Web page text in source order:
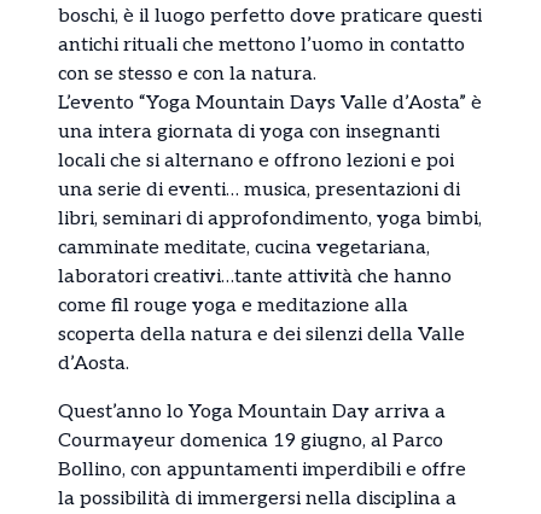
boschi, è il luogo perfetto dove praticare questi
antichi rituali che mettono l’uomo in contatto
con se stesso e con la natura.
L’evento “Yoga Mountain Days Valle d’Aosta” è
una intera giornata di yoga con insegnanti
locali che si alternano e offrono lezioni e poi
una serie di eventi… musica, presentazioni di
libri, seminari di approfondimento, yoga bimbi,
camminate meditate, cucina vegetariana,
laboratori creativi…tante attività che hanno
come fil rouge yoga e meditazione alla
scoperta della natura e dei silenzi della Valle
d’Aosta.
Quest’anno lo Yoga Mountain Day arriva a
Courmayeur domenica 19 giugno, al Parco
Bollino, con appuntamenti imperdibili e offre
la possibilità di immergersi nella disciplina a